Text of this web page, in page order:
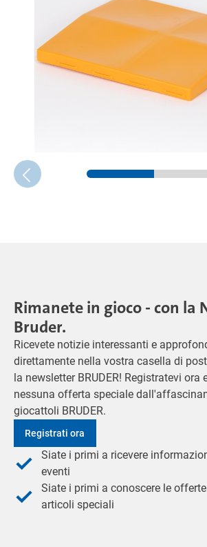
Rimanete in gioco - con la
Bruder.
Ricevete notizie interessanti e
direttamente nella vostra casella di
la newsletter BRUDER! Registratevi ora
nessuna offerta speciale
giocattoli BRUDER.
Registrati ora
Siate i primi a ricevere
eventi
Siate i primi a conoscere le
articoli speciali